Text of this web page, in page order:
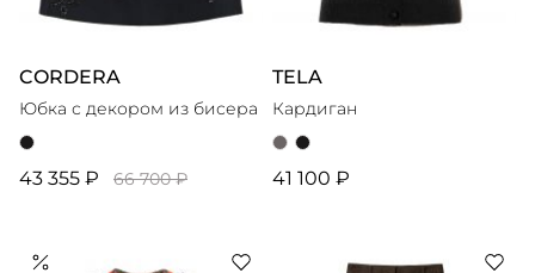
CORDERA
Юбка с декором из бисера
43 355 ₽ 66 700 ₽
TELA
Кардиган
41 100 ₽